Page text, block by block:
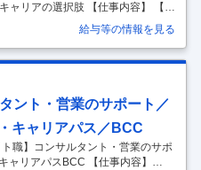
ャリアの選択肢 【仕事内容】 【大
ィスト◆平均残業25H程度/週休2日
仕事内容】 【日経最大手コンサ
ション領域において新会社を設立/
マネジメント・スペシャリスト等
ない『ワンプール制』】 ◎最新技
最新の技術を身につけて大規模案
◎多様な業界で一気通 …
給与等の情報を見る
ント・営業のサポート／
キャリアパス／BCC
職】コンサルタント・営業のサポ
ャリアパスBCC 【仕事内容】